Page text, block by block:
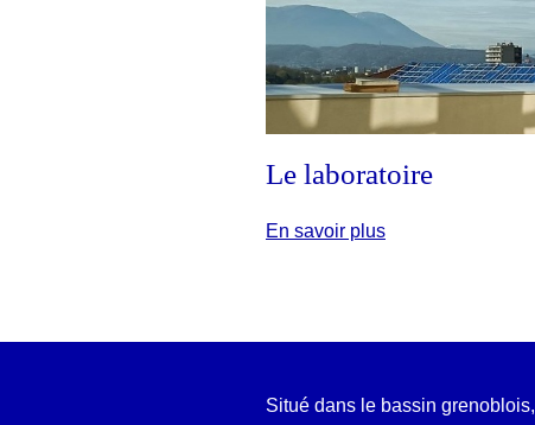
Le laboratoire
En savoir plus
Situé dans le bassin grenoblois,